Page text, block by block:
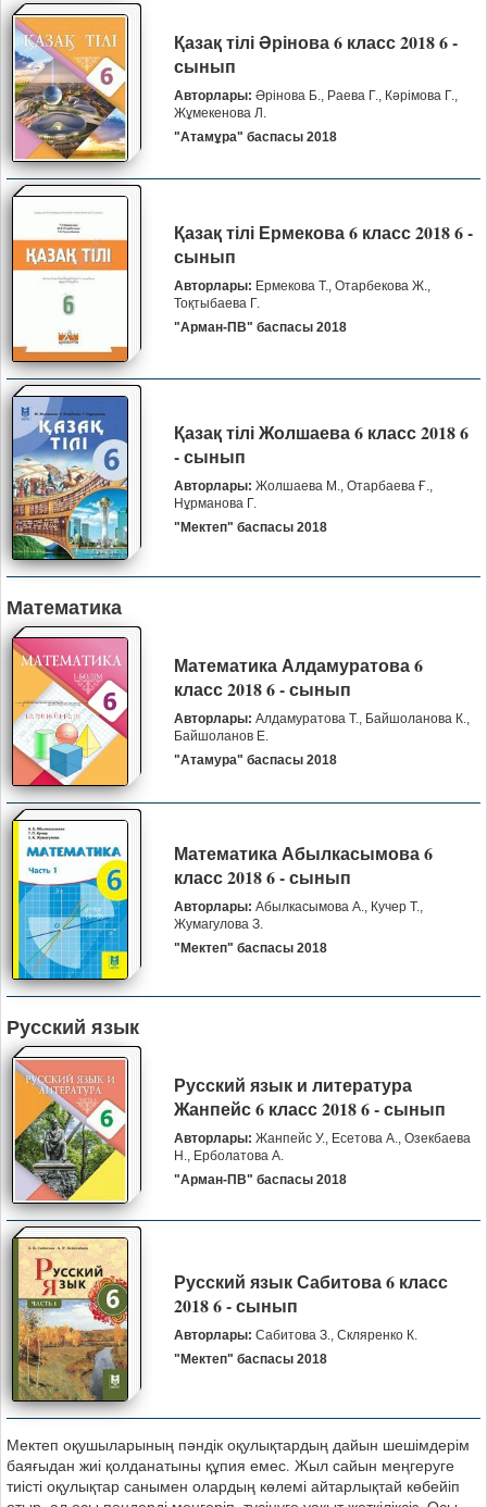
Қазақ тілі Әрінова 6 класс 2018 6 -
сынып
Авторлары: Әрінова Б., Раева Г., Кәрімова Г.,
Жұмекенова Л.
"Атамұра" баспасы 2018
Қазақ тілі Ермекова 6 класс 2018 6 -
сынып
Авторлары: Ермекова Т., Отарбекова Ж.,
Тоқтыбаева Г.
"Арман-ПВ" баспасы 2018
Қазақ тілі Жолшаева 6 класс 2018 6
- сынып
Авторлары: Жолшаева М., Отарбаева Ғ.,
Нұрманова Г.
"Мектеп" баспасы 2018
Математика
Математика Алдамуратова 6
класс 2018 6 - сынып
Авторлары: Алдамуратова Т., Байшоланова К.,
Байшоланов Е.
"Атамура" баспасы 2018
Математика Абылкасымова 6
класс 2018 6 - сынып
Авторлары: Абылкасымова А., Кучер Т.,
Жумагулова З.
"Мектеп" баспасы 2018
Русский язык
Русский язык и литература
Жанпейс 6 класс 2018 6 - сынып
Авторлары: Жанпейс У., Есетова А., Озекбаева
Н., Ерболатова А.
"Арман-ПВ" баспасы 2018
Русский язык Сабитова 6 класс
2018 6 - сынып
Авторлары: Сабитова З., Скляренко К.
"Мектеп" баспасы 2018
Мектеп оқушыларының пәндік оқулықтардың дайын шешімдерім
баяғыдан жиі қолданатыны құпия емес. Жыл сайын меңгеруге
тиісті оқулықтар санымен олардың көлемі айтарлықтай көбейіп